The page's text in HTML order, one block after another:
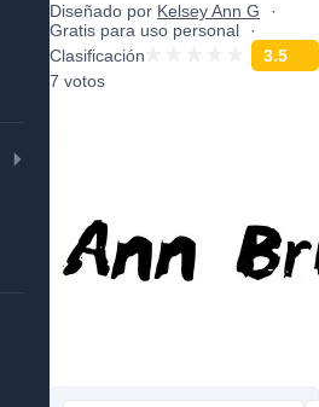
Diseñado por Kelsey Ann G
Gratis para uso personal
Clasificación
3.5
7 votos